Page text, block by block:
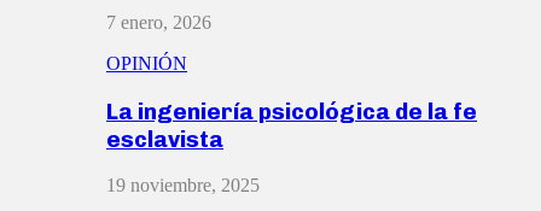
7 enero, 2026
OPINIÓN
La ingeniería psicológica de la fe
esclavista
19 noviembre, 2025